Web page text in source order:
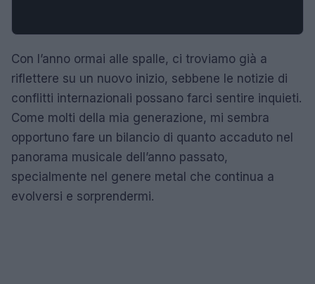
Con l’anno ormai alle spalle, ci troviamo già a
riflettere su un nuovo inizio, sebbene le notizie di
conflitti internazionali possano farci sentire inquieti.
Come molti della mia generazione, mi sembra
opportuno fare un bilancio di quanto accaduto nel
panorama musicale dell’anno passato,
specialmente nel genere metal che continua a
evolversi e sorprendermi.